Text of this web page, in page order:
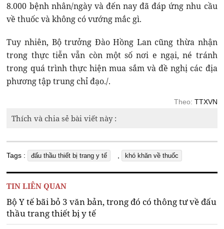
8.000 bệnh nhân/ngày và đến nay đã đáp ứng nhu cầu
về thuốc và không có vướng mắc gì.
Tuy nhiên, Bộ trưởng Đào Hồng Lan cũng thừa nhận
trong thực tiễn vẫn còn một số nơi e ngại, né tránh
trong quá trình thực hiện mua sắm và đề nghị các địa
phương tập trung chỉ đạo./.
Theo: TTXVN
Thích và chia sẻ bài viết này :
Tags : đấu thầu thiết bị trang y tế khó khăn về thuốc
TIN LIÊN QUAN
Bộ Y tế bãi bỏ 3 văn bản, trong đó có thông tư về đấu
thầu trang thiết bị y tế